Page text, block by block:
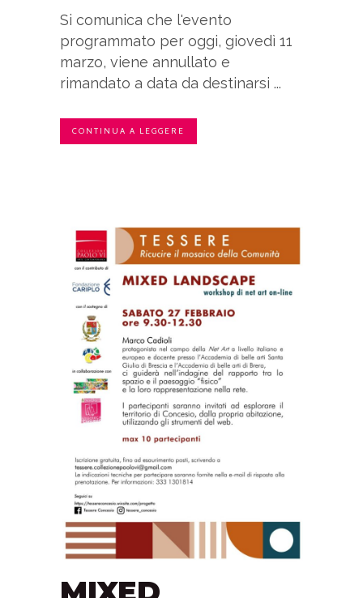
Si comunica che l'evento
programmato per oggi, giovedì 11
marzo, viene annullato e
rimandato a data da destinarsi ...
CONTINUA A LEGGERE